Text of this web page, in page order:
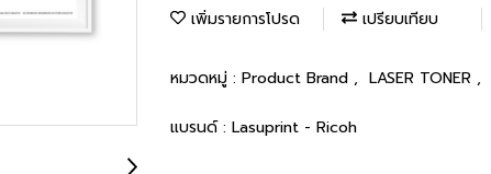
เพิ่มรายการโปรด เปรียบเทียบ
หมวดหมู่ : Product Brand , LASER TONER ,
แบรนด์ : Lasuprint - Ricoh